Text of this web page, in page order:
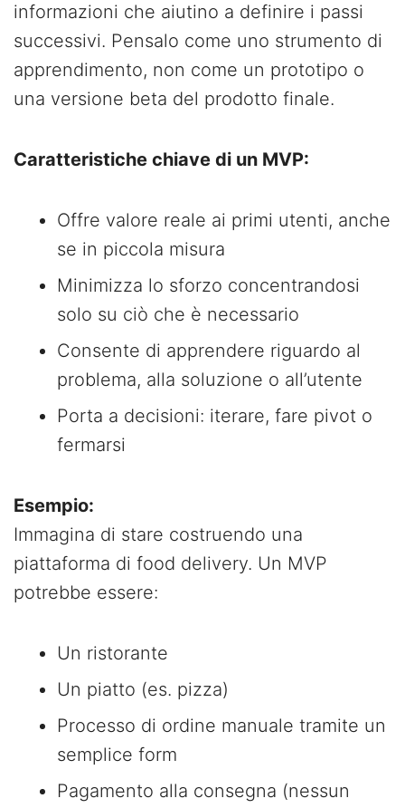
informazioni che aiutino a definire i passi
successivi. Pensalo come uno strumento di
apprendimento, non come un prototipo o
una versione beta del prodotto finale.
Caratteristiche chiave di un MVP:
Offre valore reale ai primi utenti, anche
se in piccola misura
Minimizza lo sforzo concentrandosi
solo su ciò che è necessario
Consente di apprendere riguardo al
problema, alla soluzione o all’utente
Porta a decisioni: iterare, fare pivot o
fermarsi
Esempio:
Immagina di stare costruendo una
piattaforma di food delivery. Un MVP
potrebbe essere:
Un ristorante
Un piatto (es. pizza)
Processo di ordine manuale tramite un
semplice form
Pagamento alla consegna (nessun